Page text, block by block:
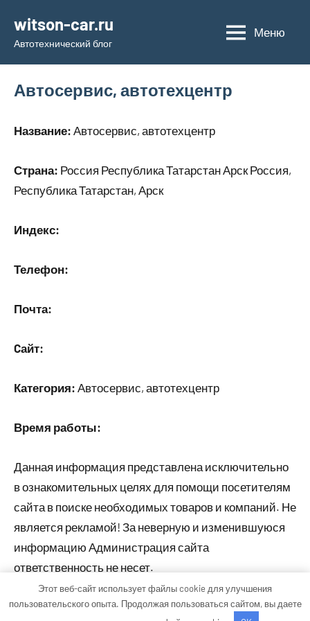
содержимому
witson-car.ru
Автотехнический блог
Меню
Автосервис, автотехцентр
Название: Автосервис, автотехцентр
Страна: Россия Республика Татарстан Арск Россия,
Республика Татарстан, Арск
Индекс:
Телефон:
Почта:
Cайт:
Категория: Автосервис, автотехцентр
Время работы:
Данная информация представлена исключительно
в ознакомительных целях для помощи посетителям
сайта в поиске необходимых товаров и компаний. Не
является рекламой! За неверную и изменившуюся
информацию Администрация сайта
ответственность не несет.
Этот веб-сайт использует файлы cookie для улучшения
пользовательского опыта. Продолжая пользоваться сайтом, вы даете